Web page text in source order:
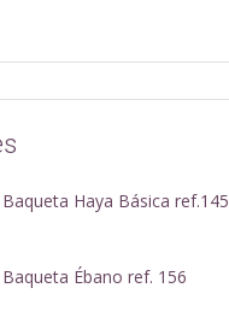
Baqueta Haya Básica ref.145
Baqueta Ébano ref. 156